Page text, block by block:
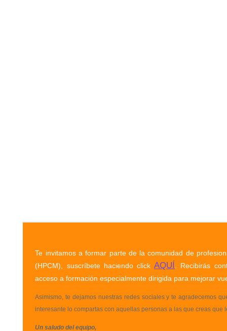
Te invitamos a formar parte de la comunidad de
(HPCM), suscríbete haciendo clickAQUÍ . Recibirás
acceso a formación especialmente dirigida para mejorar
Asimismo, te dejamos nuestras redes sociales y te agradecemos
interesante lo compartas con aquellas personas a las que creas que
Un saludo del equipo,